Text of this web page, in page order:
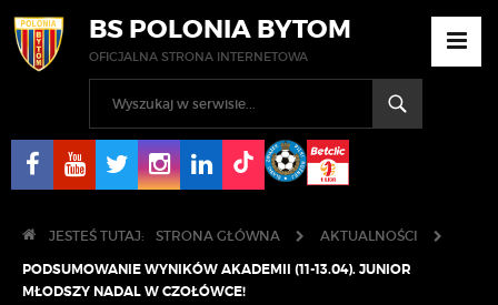
BS POLONIA BYTOM
OFICJALNA STRONA INTERNETOWA
JESTEŚ TUTAJ: STRONA GŁÓWNA AKTUALNOŚCI
PODSUMOWANIE WYNIKÓW AKADEMII (11-13.04). JUNIOR
MŁODSZY NADAL W CZOŁÓWCE!